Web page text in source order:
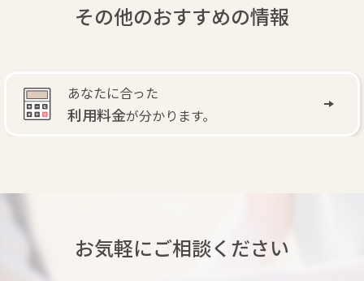
その他のおすすめの情報
あなたに合った
利用料金が分かります。
お気軽にご相談ください